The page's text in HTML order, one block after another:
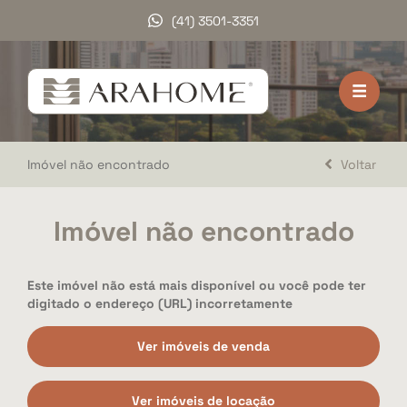
(41) 3501-3351
HOME
VENDA
LOCAÇÃO
A ARAHOME
TRABALHE CONOSCO
DEPOIMENTOS
Imóvel não encontrado Voltar
Imóvel não encontrado
Este imóvel não está mais disponível ou você pode ter
digitado o endereço (URL) incorretamente
Ver imóveis de venda
Ver imóveis de locação